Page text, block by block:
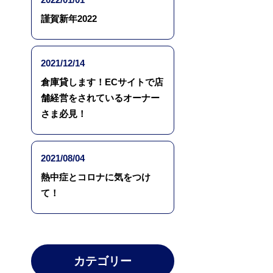
謹賀新年2022
2021/12/14
倉庫貸します！ECサイトで店
舗経営をされているオーナー
さま必見！
2021/08/04
熱中症とコロナに気をつけ
て！
カテゴリー